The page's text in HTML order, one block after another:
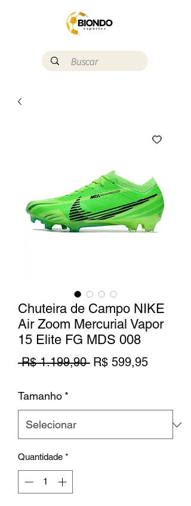
Chuteira de Campo NIKE
Air Zoom Mercurial Vapor
15 Elite FG MDS 008
R$ 1.199,90 Preço
R$ 599,95Preço
Tamanho *
Quantidade *